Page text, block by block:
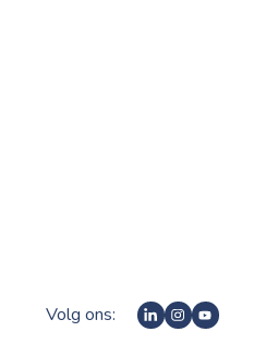
Volg ons: